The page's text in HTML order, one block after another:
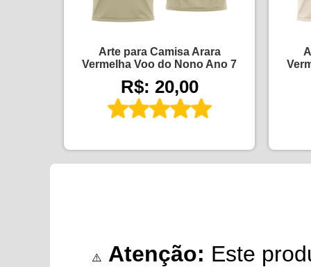
Arte para Camisa Arara
Vermelha Voo do Nono Ano 7
R$: 20,00
⚠️ Atenção: Este